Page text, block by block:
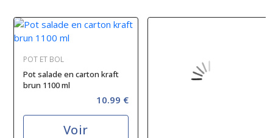
POT ET BOL
Pot salade en carton kraft
brun 1100 ml
10.99 €
Voir